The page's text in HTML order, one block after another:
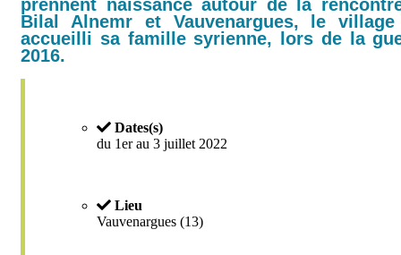
prennent naissance autour de la
Bilal Alnemr et Vauvenargues, le
accueilli sa famille syrienne, lors de la
2016.
Dates(s)
du 1er au 3 juillet 2022
Lieu
Vauvenargues (13)